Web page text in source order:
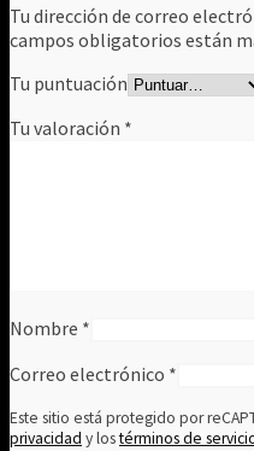
Tu dirección de correo
campos obligatorios están
Tu puntuación
Tu valoración *
Nombre *
Correo electrónico *
Este sitio está protegido por
privacidad y lostérminos de